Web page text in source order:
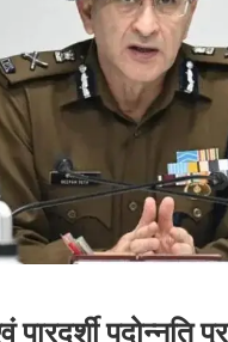
पारदर्शी पदोन्नति